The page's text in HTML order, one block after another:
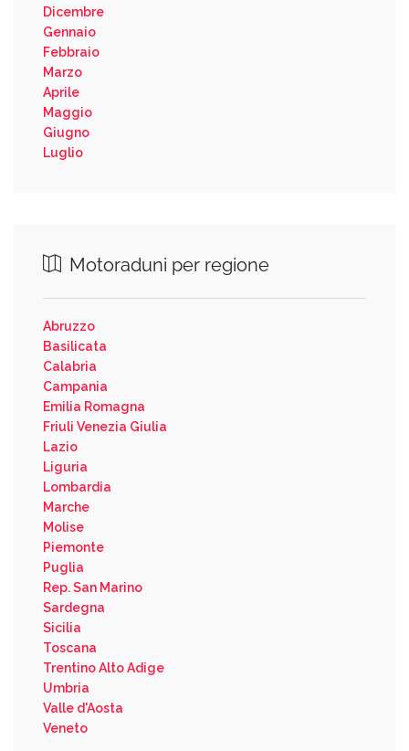
Dicembre
Gennaio
Febbraio
Marzo
Aprile
Maggio
Giugno
Luglio
Motoraduni per regione
Abruzzo
Basilicata
Calabria
Campania
Emilia Romagna
Friuli Venezia Giulia
Lazio
Liguria
Lombardia
Marche
Molise
Piemonte
Puglia
Rep. San Marino
Sardegna
Sicilia
Toscana
Trentino Alto Adige
Umbria
Valle d'Aosta
Veneto